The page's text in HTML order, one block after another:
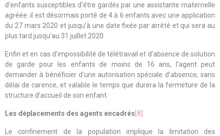
d’enfants susceptibles d’être gardés par une assistante maternelle
agréée: il est désormais porté de 4 à 6 enfants avec une application
du 27 mars 2020 et jusqu’à une date fixée par arrêté et qui sera au
plus tard jusqu’au 31 juillet 2020.
Enfin et en cas d’impossibilité de télétravail et d’absence de solution
de garde pour les enfants de moins de 16 ans, l’agent peut
demander à bénéficier d’une autorisation spéciale d’absence, sans
délai de carence, et valable le temps que durera la fermeture de la
structure d’accueil de son enfant.
Les déplacements des agents encadrés [8]
Le confinement de la population implique la limitation des